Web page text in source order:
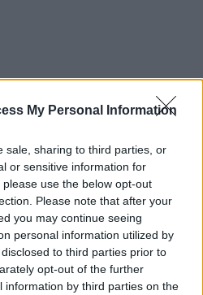
My Personal Information
sale, sharing to third parties, or
or sensitive information for
use the below opt-out
Please note that after your
you may continue seeing
personal information utilized by
to third parties prior to
opt-out of the further
information by third parties on the